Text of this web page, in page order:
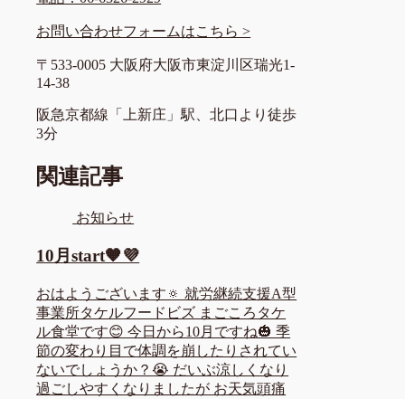
お問い合わせフォームはこちら >
〒533-0005 大阪府大阪市東淀川区瑞光1-
14-38
阪急京都線「上新庄」駅、北口より徒歩
3分
関連記事
お知らせ
10月start🧡💜
おはようございます🔅 就労継続支援A型
事業所タケルフードビズ まごころタケ
ル食堂です😊 今日から10月ですね🎃 季
節の変わり目で体調を崩したりされてい
ないでしょうか？😭 だいぶ涼しくなり
過ごしやすくなりましたが お天気頭痛